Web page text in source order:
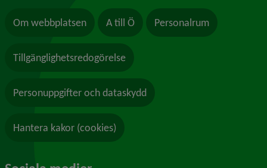
Om webbplatsen A till Ö Personalrum
Tillgänglighetsredogörelse
Personuppgifter och dataskydd
Hantera kakor (cookies)